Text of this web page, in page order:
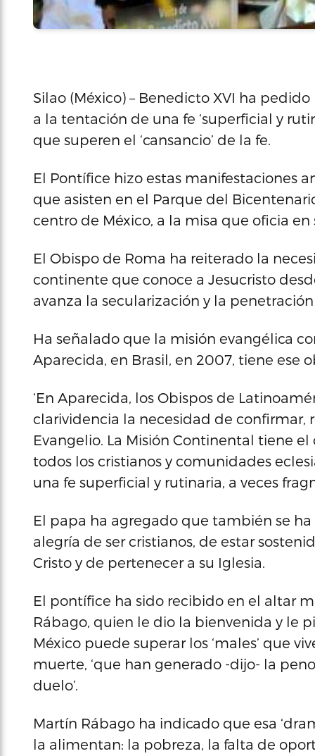
Silao (México) – Benedicto XVI ha
a la tentación de una fe ‘superficial y
que superen el ‘cansancio’ de la fe.
El Pontífice hizo estas manifestaciones
que asisten en el Parque del
centro de México, a la misa que oficia
El Obispo de Roma ha reiterado la
continente que conoce a Jesucristo
avanza la secularización y la
Ha señalado que la misión evangélica
Aparecida, en Brasil, en 2007, tiene ese
‘En Aparecida, los Obispos de
clarividencia la necesidad de confirmar,
Evangelio. La Misión Continental tiene
todos los cristianos y comunidades
una fe superficial y rutinaria, a veces
El papa ha agregado que también se
alegría de ser cristianos, de estar
Cristo y de pertenecer a su Iglesia.
El pontífice ha sido recibido en el altar
Rábago, quien le dio la bienvenida y le
México puede superar los ‘males’ que
muerte, ‘que han generado -dijo- la
duelo’.
Martín Rábago ha indicado que esa
la alimentan: la pobreza, la falta de